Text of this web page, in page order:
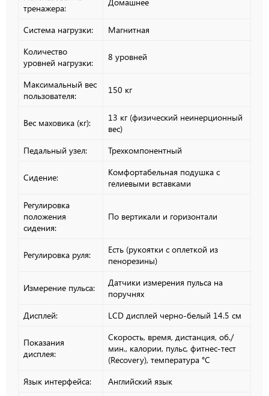
тренажера:
Система нагрузки:
Магнитная
Количество
уровней нагрузки:
8 уровней
Максимальный вес
пользователя:
150 кг
Вес маховика (кг):
13 кг (физический неинерционный
вес)
Педальный узел:
Трехкомпонентный
Сидение:
Комфортабельная подушка с
гелиевыми вставками
Регулировка
положения
сидения:
По вертикали и горизонтали
Регулировка руля:
Есть (рукоятки с оплеткой из
пенорезины)
Измерение пульса:
Датчики измерения пульса на
поручнях
Дисплей:
LCD дисплей черно-белый 14.5 см
Показания
дисплея:
Скорость, время, дистанция, об./
мин., калории, пульс, фитнес-тест
(Recovery), температура °C
Язык интерфейса:
Английский язык